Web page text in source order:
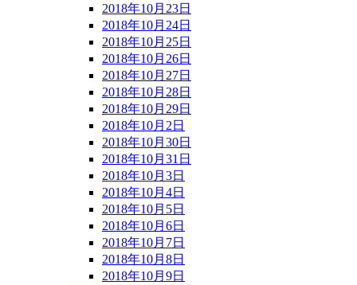
2018年10月23日
2018年10月24日
2018年10月25日
2018年10月26日
2018年10月27日
2018年10月28日
2018年10月29日
2018年10月2日
2018年10月30日
2018年10月31日
2018年10月3日
2018年10月4日
2018年10月5日
2018年10月6日
2018年10月7日
2018年10月8日
2018年10月9日